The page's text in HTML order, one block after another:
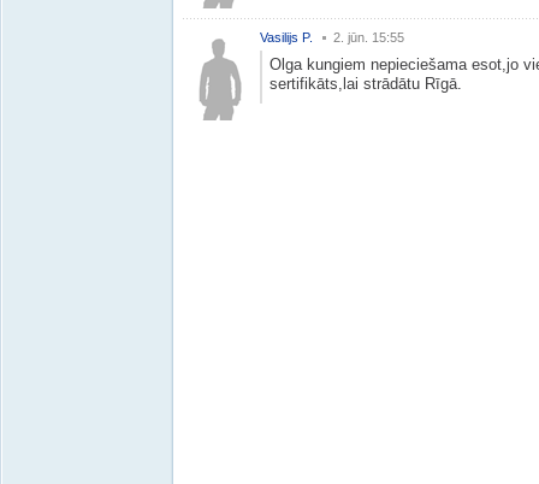
Vasilijs P. 2. jūn. 15:55
Olga kungiem nepieciešama esot,jo
sertifikāts,lai strādātu Rīgā.